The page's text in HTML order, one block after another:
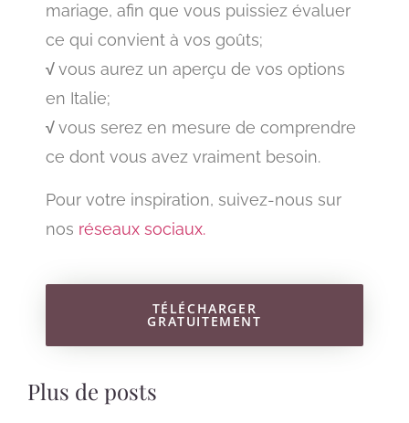
mariage, afin que vous puissiez évaluer
ce qui convient à vos goûts;
√vous aurez un aperçu de vos options
en Italie;
√vous serez en mesure de comprendre
ce dont vous avez vraiment besoin.
Pour votre inspiration, suivez-nous sur
nos réseaux sociaux.
TÉLÉCHARGER
GRATUITEMENT
Plus de posts